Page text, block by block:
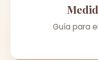
Guía para